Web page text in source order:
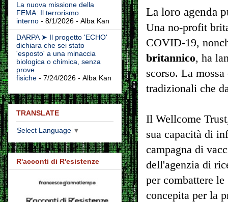
La loro agenda
Una no-profit
COVID-19,
britannico, ha
scorso. La
tradizionali che
Il Wellcome
sua capacità di
campagna di
dell'agenzia di
per combattere le
concepita per la
La nuova missione della
FEMA: Il terrorismo
interno - 8/1/2026 - Alba Kan
DARPA ➤ Il progetto 'ECHO'
dichiara che sei stato
'esposto' a una minaccia
biologica o chimica, senza
prove
fisiche - 7/24/2026 - Alba Kan
TRANSLATE
Select Language ▼
R'acconti di R'esistenze